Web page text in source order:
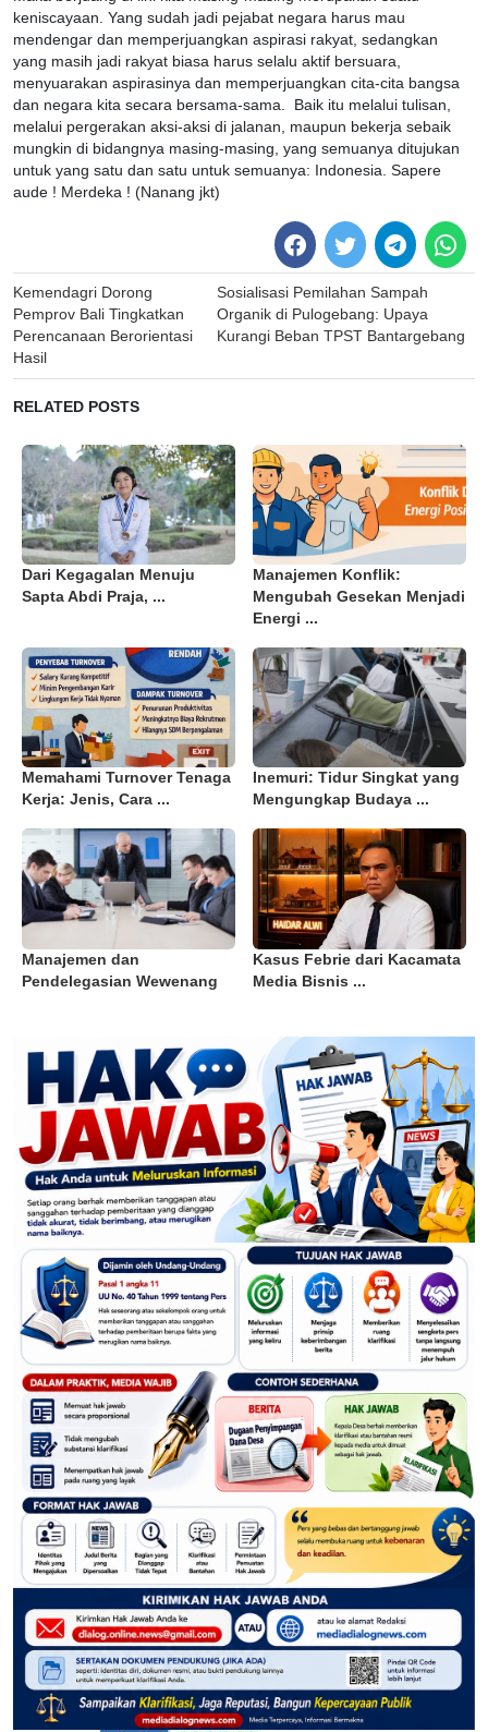
keniscayaan. Yang sudah jadi pejabat negara harus mau
mendengar dan memperjuangkan aspirasi rakyat, sedangkan
yang masih jadi rakyat biasa harus selalu aktif bersuara,
menyuarakan aspirasinya dan memperjuangkan cita-cita bangsa
dan negara kita secara bersama-sama. Baik itu melalui tulisan,
melalui pergerakan aksi-aksi di jalanan, maupun bekerja sebaik
mungkin di bidangnya masing-masing, yang semuanya ditujukan
untuk yang satu dan satu untuk semuanya: Indonesia. Sapere
aude ! Merdeka ! (Nanang jkt)
Post
navigation
Kemendagri Dorong
Pemprov Bali Tingkatkan
Perencanaan Berorientasi
Hasil
Sosialisasi Pemilahan Sampah
Organik di Pulogebang: Upaya
Kurangi Beban TPST Bantargebang
RELATED POSTS
Dari Kegagalan Menuju
Sapta Abdi Praja, ...
Manajemen Konflik:
Mengubah Gesekan Menjadi
Energi ...
Memahami Turnover Tenaga
Kerja: Jenis, Cara ...
Inemuri: Tidur Singkat yang
Mengungkap Budaya ...
Manajemen dan
Pendelegasian Wewenang
Kasus Febrie dari Kacamata
Media Bisnis ...